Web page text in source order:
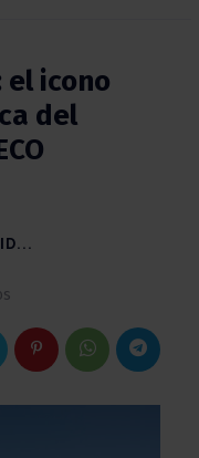
el icono
del